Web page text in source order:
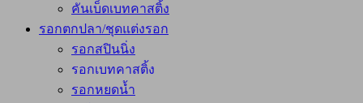
คันเบ็ดเบทคาสติ้ง
รอกตกปลา/ชุดแต่งรอก
รอกสปินนิ่ง
รอกเบทคาสติ้ง
รอกหยดน้ำ